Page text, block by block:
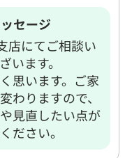
セージ
店にてご相談い
います。
思います。ご家
わりますので、
見直したい点が
ださい。